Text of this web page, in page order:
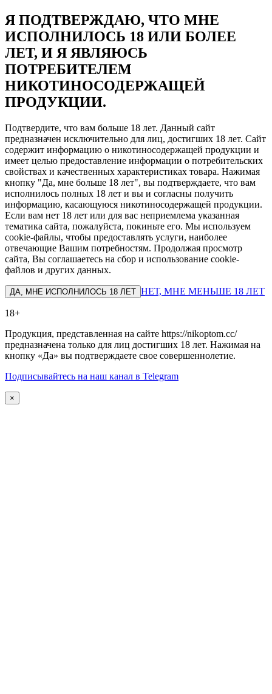
Я ПОДТВЕРЖДАЮ, ЧТО МНЕ
ИСПОЛНИЛОСЬ 18 ИЛИ БОЛЕЕ
ЛЕТ, И Я ЯВЛЯЮСЬ
ПОТРЕБИТЕЛЕМ
НИКОТИНОСОДЕРЖАЩЕЙ
ПРОДУКЦИИ.
Подтвердите, что вам больше 18 лет. Данный сайт
предназначен исключительно для лиц, достигших 18 лет. Сайт
содержит информацию о никотиносодержащей продукции и
имеет целью предоставление информации о потребительских
свойствах и качественных характеристиках товара. Нажимая
кнопку "Да, мне больше 18 лет", вы подтверждаете, что вам
исполнилось полных 18 лет и вы и согласны получить
информацию, касающуюся никотиносодержащей продукции.
Если вам нет 18 лет или для вас неприемлема указанная
тематика сайта, пожалуйста, покиньте его. Мы используем
cookie-файлы, чтобы предоставлять услуги, наиболее
отвечающие Вашим потребностям. Продолжая просмотр
сайта, Вы соглашаетесь на сбор и использование cookie-
файлов и других данных.
ДА, МНЕ ИСПОЛНИЛОСЬ 18 ЛЕТ НЕТ, МНЕ МЕНЬШЕ 18 ЛЕТ
18+
Продукция, представленная на сайте https://nikoptom.cc/
предназначена только для лиц достигших 18 лет. Нажимая на
кнопку «Да» вы подтверждаете свое совершеннолетие.
Подписывайтесь на наш канал в Telegram
×